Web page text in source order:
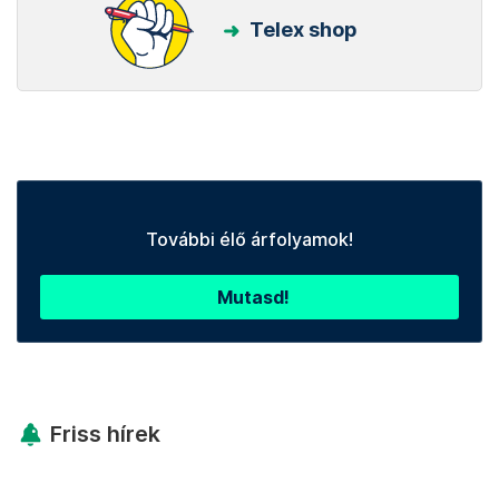
Telex shop
További élő árfolyamok!
Mutasd!
Friss hírek